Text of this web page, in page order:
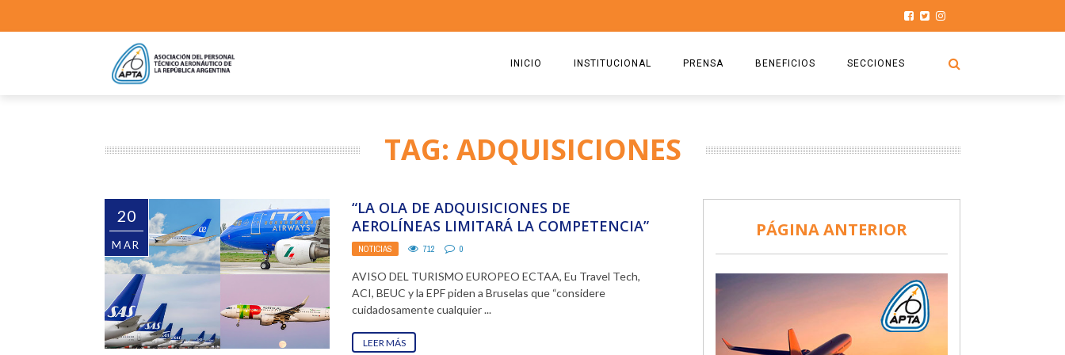
INICIO INSTITUCIONAL
ESTATUTO
RICARDO CIRIELLI
PRENSA BENEFICIOS
COMISIÓN
DOCUMENTOS
SEGURO DE SEPELIOS
SECCIONES
HISTORIAS DE LUCHA
TURISMO Y RECREACIÓN
TAG: ADQUISICIONES
20
MAR
“LA OLA DE ADQUISICIONES DE
AEROLÍNEAS LIMITARÁ LA COMPETENCIA”
NOTICIAS 712 0
AVISO DEL TURISMO EUROPEO ECTAA, Eu Travel Tech,
ACI, BEUC y la EPF piden a Bruselas que “considere
cuidadosamente cualquier ...
LEER MÁS
PÁGINA ANTERIOR